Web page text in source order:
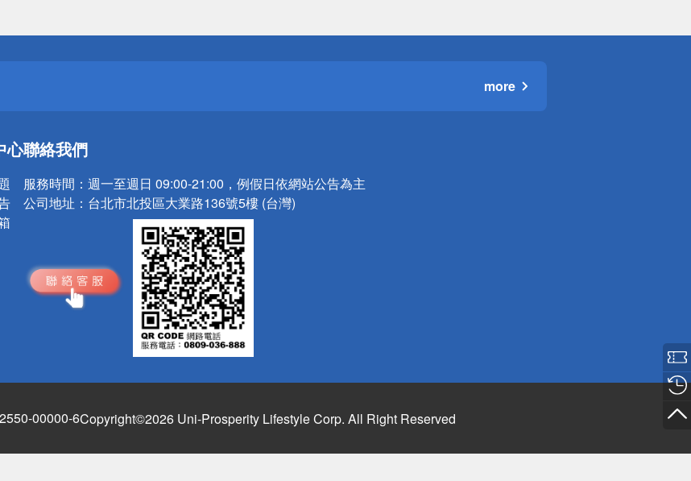
！
！
more
心聯絡我們
服務時間： 週一至週日 09:00-21:00，例假日依網站公告為主
公司地址： 台北市北投區大業路136號5樓 (台灣)
00000-6Copyright©2026 Uni-Prosperity Lifestyle Corp. All Right Reserved